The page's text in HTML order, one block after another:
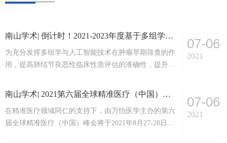
南山学术| 倒计时！2021-2023年度基于多组学的肺小结节良恶性鉴别诊断前瞻性多中心临床研究项目公开征集
为充分发挥多组学与人工智能技术在肿瘤早期筛查的作
用，提高肺结节良恶性临床性质评估的准确性，提升肺
分析队列。现广东省钟南山医学基金会拟在全国范围内
性多中⼼临床研究项目”，旨在为优化完善肺癌的早
筛、早诊、性质判定、手术决策、预后评估等提供临床
07-06
2021
南山学术| 2021第六届全球精准医疗（中国）峰会&第三届肿瘤免疫治疗领袖峰会
在精准医疗领域同仁的支持下，由万怡医学主办的第六
届全球精准医疗（中国）峰会将于2021年8月27-28日在
07-06
2021